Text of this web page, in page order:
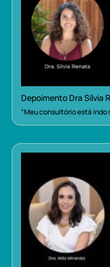
Depoimento Dra Sílvia
“Meu consultório está indo